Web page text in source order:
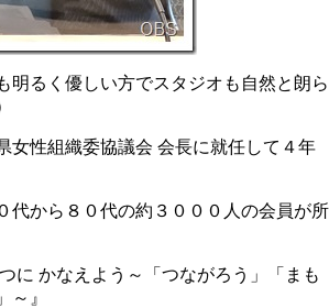
明るく優しい方でスタジオも自然と朗ら
女性組織委協議会 会長に就任して４年
代から８０代の約３０００人の会員が所
に かなえよう～「つながろう」「まも
～』